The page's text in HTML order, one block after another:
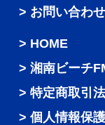
> お問い合わせ
HOME
湘南ビーチ
特定商取引
個人情報保